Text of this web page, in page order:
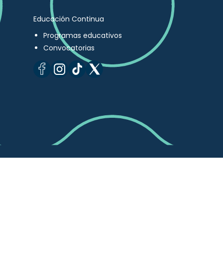
Educación Continua
Programas educativos
Convocatorias